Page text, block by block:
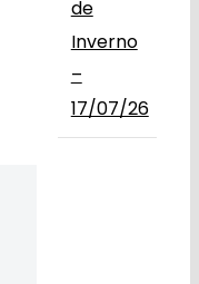
de
Inverno
–
17/07/26